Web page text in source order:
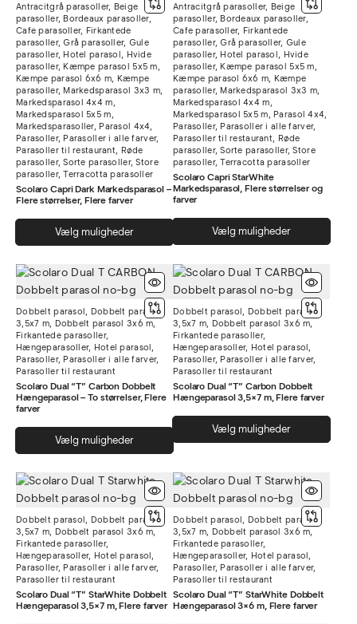
kan
vælges
på
varesiden
Antracitgrå parasoller, Beige
parasoller, Bordeaux parasoller,
Cafe parasoller, Firkantede
parasoller, Grå parasoller, Gule
parasoller, Hotel parasol, Hvide
parasoller, Kæmpe parasol 5x5 m,
Kæmpe parasol 6x6 m, Kæmpe
parasoller, Markedsparasol 3x3 m,
Markedsparasol 4x4 m,
Markedsparasol 5x5 m,
Markedsparasoller, Parasol 4x4,
Parasoller, Parasoller i alle farver,
Parasoller til restaurant, Røde
parasoller,Sorte parasoller,Store
parasoller,Terracotta parasoller
Scolaro Capri Dark Markedsparasol –
Flere størrelser, Flere farver
Vælg muligheder
vare
har
flere
varianter.
Mulighederne
kan
vælges
på
varesiden
Antracitgrå parasoller, Beige
parasoller, Bordeaux parasoller,
Cafe parasoller, Firkantede
parasoller, Grå parasoller, Gule
parasoller, Hotel parasol, Hvide
parasoller, Kæmpe parasol 5x5 m,
Kæmpe parasol 6x6 m, Kæmpe
parasoller, Markedsparasol 3x3 m,
Markedsparasol 4x4 m,
Markedsparasol 5x5 m, Parasol 4x4,
Parasoller, Parasoller i alle farver,
Parasoller til restaurant, Røde
parasoller,Sorte parasoller,Store
parasoller,Terracotta parasoller
Scolaro Capri StarWhite
Markedsparasol, Flere størrelser og
farver
Vælg muligheder
vare
Dobbelt parasol, Dobbelt parasol
3,5x7 m, Dobbelt parasol 3x6 m,
Firkantede parasoller,
Hængeparasoller, Hotel parasol,
Parasoller, Parasoller i alle farver,
Parasoller til restaurant
Scolaro Dual “T” Carbon Dobbelt
Hængeparasol – To størrelser, Flere
farver
Vælg muligheder
vare
har
flere
varianter.
Mulighederne
kan
vælges
på
varesiden
Dobbelt parasol, Dobbelt parasol
3,5x7 m, Dobbelt parasol 3x6 m,
Firkantede parasoller,
Hængeparasoller, Hotel parasol,
Parasoller, Parasoller i alle farver,
Parasoller til restaurant
Scolaro Dual “T” Carbon Dobbelt
Hængeparasol 3,5×7 m, Flere farver
Vælg muligheder
vare
Dobbelt parasol, Dobbelt parasol
3,5x7 m, Dobbelt parasol 3x6 m,
Firkantede parasoller,
Hængeparasoller, Hotel parasol,
Parasoller, Parasoller i alle farver,
Parasoller til restaurant
Scolaro Dual “T” StarWhite Dobbelt
Hængeparasol 3,5×7 m, Flere farver
Dobbelt parasol, Dobbelt parasol
3,5x7 m, Dobbelt parasol 3x6 m,
Firkantede parasoller,
Hængeparasoller, Hotel parasol,
Parasoller, Parasoller i alle farver,
Parasoller til restaurant
Scolaro Dual “T” StarWhite Dobbelt
Hængeparasol 3×6 m, Flere farver